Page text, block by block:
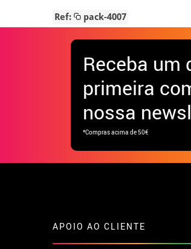
Ref: pack-4007
Receba um
primeira
nossa
*Compras acima de 50€
APOIO AO CLIENTE